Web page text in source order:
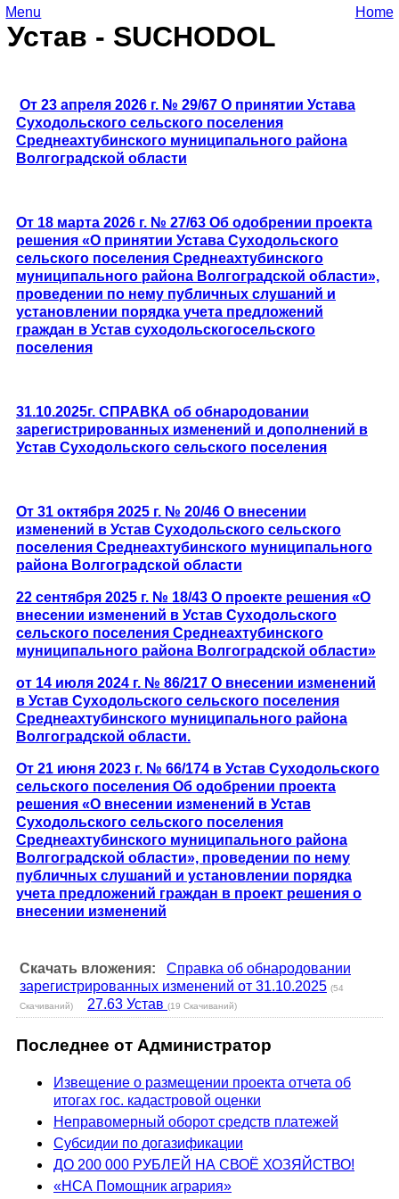
Устав - SUCHODOL
Menu Home
От 23 апреля 2026 г. № 29/67 О принятии Устава
Суходольского сельского поселения
Среднеахтубинского муниципального района
Волгоградской области
От 18 марта 2026 г. № 27/63 Об одобрении проекта
решения «О принятии Устава Суходольского
сельского поселения Среднеахтубинского
муниципального района Волгоградской области»,
проведении по нему публичных слушаний и
установлении порядка учета предложений
граждан в Устав суходольскогосельского
поселения
31.10.2025г. СПРАВКА об обнародовании
зарегистрированных изменений и дополнений в
Устав Суходольского сельского поселения
От 31 октября 2025 г. № 20/46 О внесении
изменений в Устав Суходольского сельского
поселения Среднеахтубинского муниципального
района Волгоградской области
22 сентября 2025 г. № 18/43 О проекте решения «О
внесении изменений в Устав Суходольского
сельского поселения Среднеахтубинского
муниципального района Волгоградской области»
от 14 июля 2024 г. № 86/217 О внесении изменений
в Устав Суходольского сельского поселения
Среднеахтубинского муниципального района
Волгоградской области.
От 21 июня 2023 г. № 66/174 в Устав Суходольского
сельского поселения Об одобрении проекта
решения «О внесении изменений в Устав
Суходольского сельского поселения
Среднеахтубинского муниципального района
Волгоградской области», проведении по нему
публичных слушаний и установлении порядка
учета предложений граждан в проект решения о
внесении изменений
Скачать вложения:
Справка об обнародовании
зарегистрированных изменений от 31.10.2025 (54
Скачиваний)
27.63 Устав (19 Скачиваний)
Последнее от Администратор
Извещение о размещении проекта отчета об
итогах гос. кадастровой оценки
Неправомерный оборот средств платежей
Субсидии по догазификации
ДО 200 000 РУБЛЕЙ НА СВОЁ ХОЗЯЙСТВО!
«НСА Помощник агрария»